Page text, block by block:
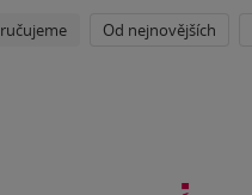
Od nejnovějších